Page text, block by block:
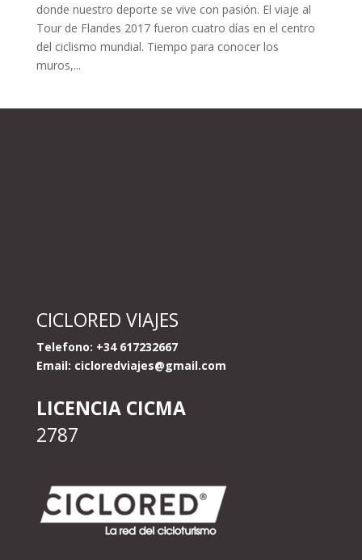
donde nuestro deporte se vive con pasión. El viaje al
Tour de Flandes 2017 fueron cuatro días en el centro
del ciclismo mundial. Tiempo para conocer los
muros,...
CICLORED VIAJES
Telefono: +34 617232667
Email: cicloredviajes@gmail.com
LICENCIA CICMA
2787